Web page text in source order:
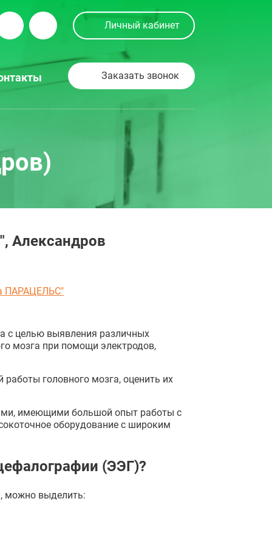
Личный кабинет
Заказать звонок
Александров
ПАРАЦЕЛЬС"
с целью выявления различных
мозга при помощи электродов,
головного мозга, оценить их
имеющими большой опыт работы с
оборудование с широким
(ЭЭГ)?
можно выделить: